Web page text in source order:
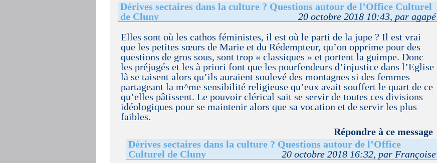
Dérives sectaires dans la culture ? Questions autour de l’Office Culturel
de Cluny
20 octobre 2018 10:43, par agapé
Elles sont où les cathos féministes, il est où le parti de la jupe ? Il est vrai
que les petites sœurs de Marie et du Rédempteur, qu’on opprime pour des
questions de gros sous, sont trop « classiques » et portent la guimpe. Donc
les préjugés et les à priori font que les pourfendeurs d’injustice dans l’Eglise
là se taisent alors qu’ils auraient soulevé des montagnes si des femmes
partageant la m^me sensibilité religieuse qu’eux avait souffert le quart de ce
qu’elles pâtissent. Le pouvoir clérical sait se servir de toutes ces divisions
idéologiques pour se maintenir alors que sa vocation et de servir les plus
faibles.
Répondre à ce message
Dérives sectaires dans la culture ? Questions autour de l’Office
Culturel de Cluny
20 octobre 2018 16:32, par Françoise